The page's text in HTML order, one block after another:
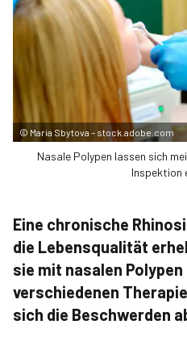
© Maria Sbytova – stock.adobe.com
Nasale Polypen lassen sich
Inspektion
Eine chronische
die Lebensqualität
sie mit nasalen
verschiedenen
sich die Beschwerden